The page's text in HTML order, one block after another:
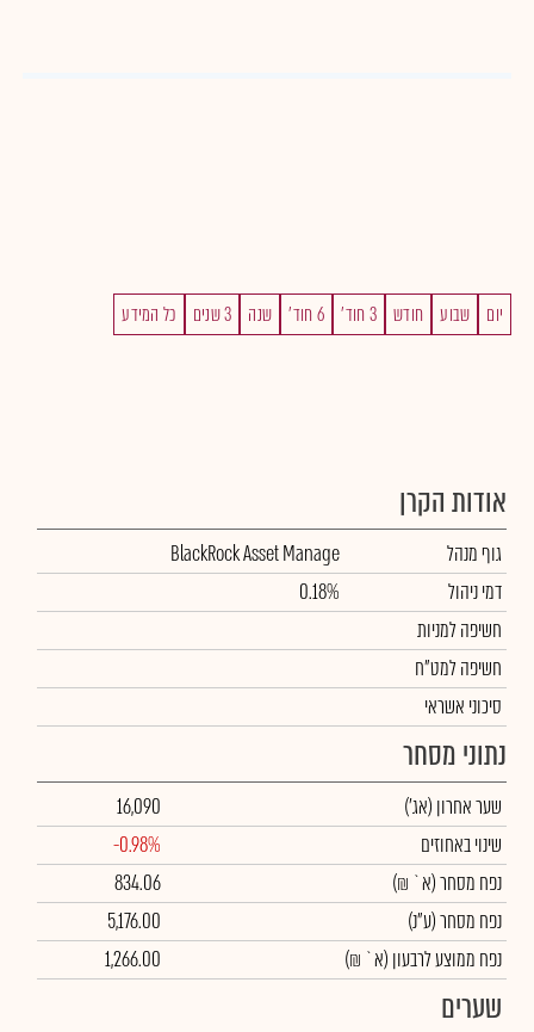
יום שבוע חודש 3 חוד' 6 חוד' שנה 3 שנים כל המידע
אודות הקרן
גוף מנהל
BlackRock Asset Manage
דמי ניהול
0.18%
חשיפה למניות
חשיפה למט"ח
סיכוני אשראי
נתוני מסחר
שער אחרון (אג')
16,090
שינוי באחוזים
-0.98%
נפח מסחר(א` ₪)
834.06
נפח מסחר(ע"נ)
5,176.00
נפח ממוצע לרבעון (א` ₪)
1,266.00
שערים